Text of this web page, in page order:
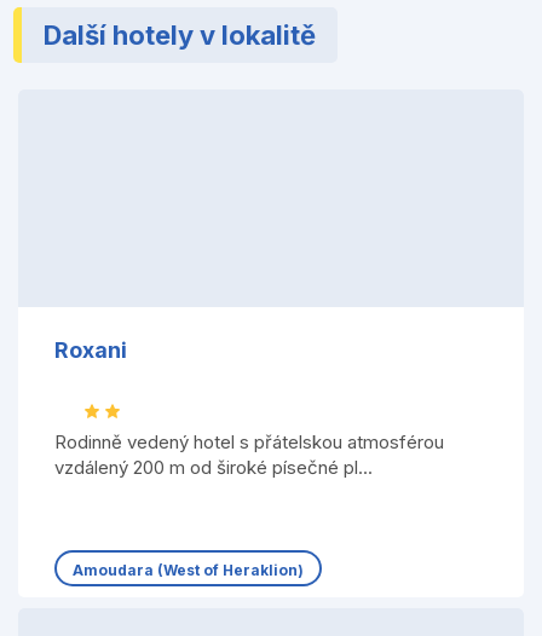
Další hotely v lokalitě
Roxani
Rodinně vedený hotel s přátelskou atmosférou
vzdálený 200 m od široké písečné pl...
Amoudara (West of Heraklion)